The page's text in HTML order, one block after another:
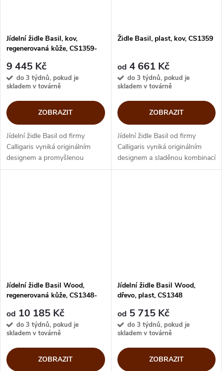
Jídelní židle Basil, kov,
regenerovaná kůže, CS1359-
9 445 Kč
do 3 týdnů, pokud je
skladem v továrně
ZOBRAZIT
Jídelní židle Basil od firmy
Calligaris vyniká originálním
designem a promyšlenou
kombinací barev kožené
Židle Basil, plast, kov, CS1359
od 4 661 Kč
do 3 týdnů, pokud je
skladem v továrně
ZOBRAZIT
Jídelní židle Basil od firmy
Calligaris vyniká originálním
designem a sladěnou kombinací
barev skořepiny a kovových
Jídelní židle Basil Wood,
regenerovaná kůže, CS1348-
od 10 185 Kč
do 3 týdnů, pokud je
skladem v továrně
ZOBRAZIT
Jídelní židle Basil Wood,
dřevo, plast, CS1348
od 5 715 Kč
do 3 týdnů, pokud je
skladem v továrně
ZOBRAZIT